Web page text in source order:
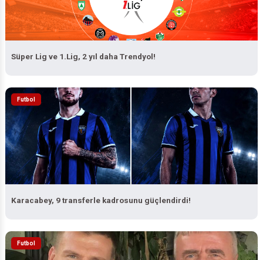
Süper Lig ve 1.Lig, 2 yıl daha Trendyol!
Futbol
Karacabey, 9 transferle kadrosunu güçlendirdi!
Futbol